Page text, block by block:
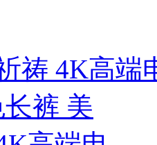
祷 4K高端